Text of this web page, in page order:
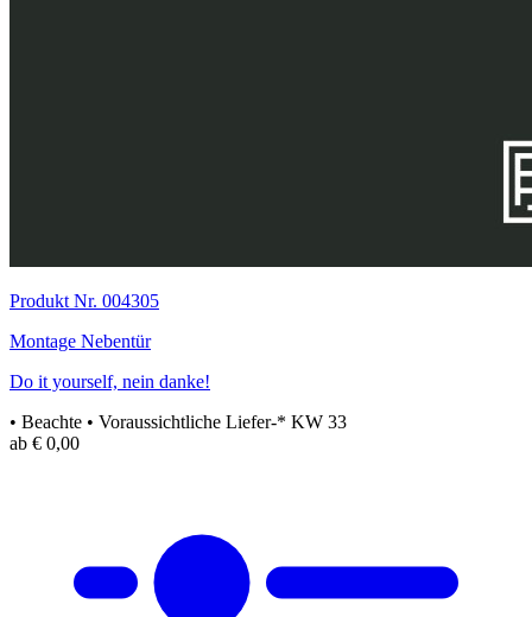
Produkt Nr. 004305
Montage Nebentür
Do it yourself, nein danke!
• Beachte • Voraussichtliche Liefer-* KW 33
ab € 0,00